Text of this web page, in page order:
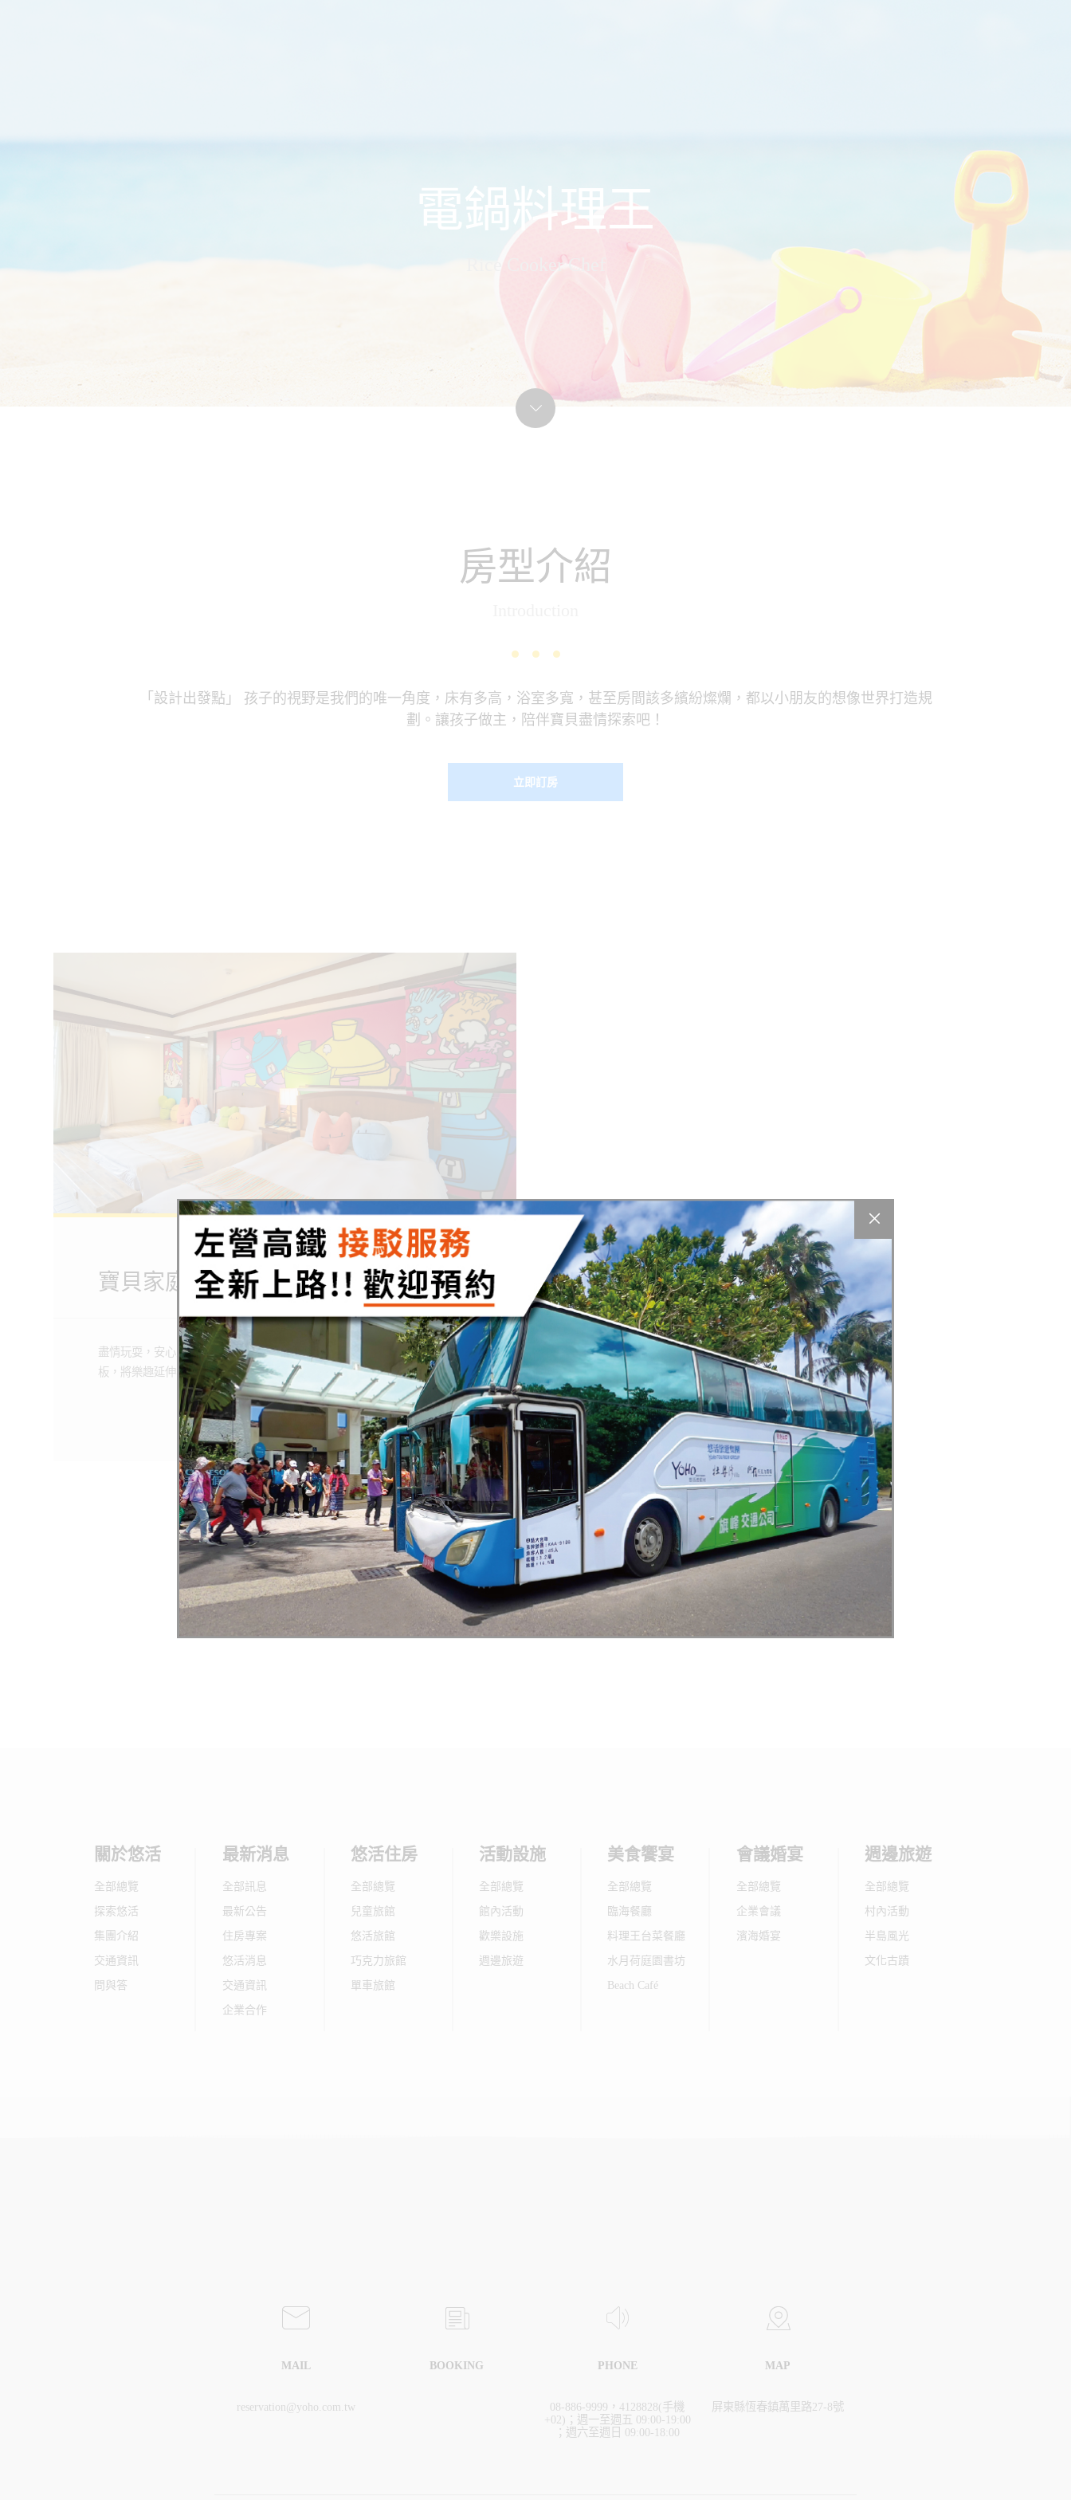
電鍋料理王
Rice Cooker Chef
房型介紹
「設計出發點」 孩子的視野是我們的唯一角度，床有多高，浴室多寬，甚至房間該多繽紛燦爛，都以小朋友的想像世界打造規
劃。讓孩子做主，陪伴寶貝盡情探索吧！
立即訂房
寶貝家庭房 適合人數:2人至5人
盡情玩耍，安心入睡，讓房間不只是休息的地方，寶貝家庭房結合床與木地
板，將樂趣延伸無極限！
寶貝家庭房
Baby Family
快來探索更多悠活的小秘密
房型介紹
ROOMS
線上訂房
BOOKING
返回上一層 回首頁
關於悠活
全部總覽
探索悠活
集團介紹
交通資訊
問與答
最新消息
全部訊息
最新公告
住房專案
悠活消息
交通資訊
企業合作
悠活住房
全部總覽
兒童旅館
悠活旅館
巧克力旅館
單車旅館
活動設施
全部總覽
館內活動
歡樂設施
週邊旅遊
美食饗宴
全部總覽
臨海餐廳
料理王台菜餐廳
水月荷庭園書坊
Beach Café
會議婚宴
全部總覽
企業會議
濱海婚宴
週邊旅遊
全部總覽
村內活動
半島風光
文化古蹟
MAIL
reservation@yoho.com.tw
BOOKING PHONE
08-886-9999，4128828(手機
+02)；週一至週五 09:00-19:00
；週六至週日 09:00-18:00
MAP
屏東縣恆春鎮萬里路27-8號